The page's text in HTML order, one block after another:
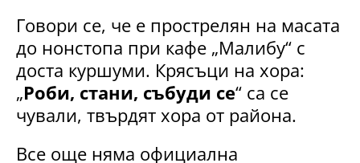
Говори се, че е прострелян на масата
до нонстопа при кафе „Малибу“ с
доста куршуми. Крясъци на хора:
„Роби, стани, събуди се“ са се
чували, твърдят хора от района.
Все още няма официална